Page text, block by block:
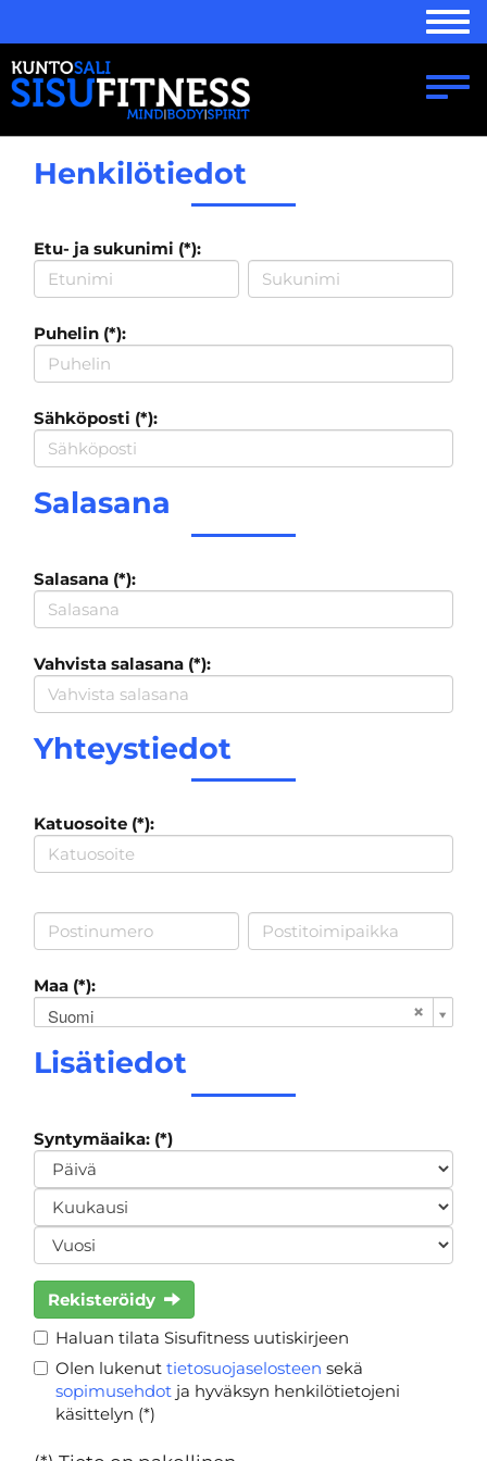
Henkilötiedot
Etu- ja sukunimi (*):
Puhelin (*):
Sähköposti (*):
Salasana
Salasana (*):
Vahvista salasana (*):
Yhteystiedot
Katuosoite (*):
Maa (*):
Suomi
Lisätiedot
Syntymäaika: (*)
Rekisteröidy
Haluan tilata Sisufitness uutiskirjeen
Olen lukenut tietosuojaselosteen sekä
sopimusehdot ja hyväksyn henkilötietojeni
käsittelyn (*)